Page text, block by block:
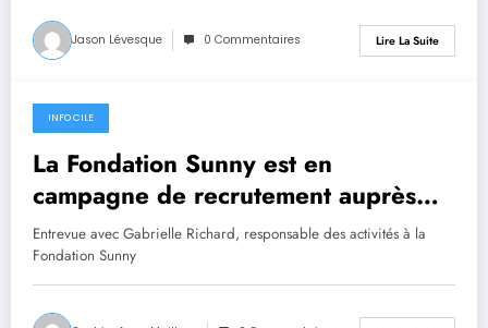
Jason Lévesque 0 Commentaires Lire La Suite
23 avril 2024
INFO CILE
La Fondation Sunny est en
campagne de recrutement auprès
des jeunes
Entrevue avec Gabrielle Richard, responsable des activités à la
Fondation Sunny